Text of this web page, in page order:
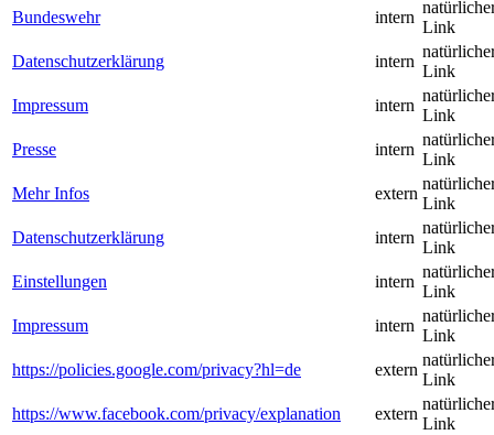
Bundeswehr
intern
Link
Datenschutzerklärung
intern
Link
Impressum
intern
Link
Presse
intern
Link
Mehr Infos
extern
Link
Datenschutzerklärung
intern
Link
Einstellungen
intern
Link
Impressum
intern
Link
https://policies.google.com/privacy?hl=de
extern
Link
https://www.facebook.com/privacy/explanation
extern
Link